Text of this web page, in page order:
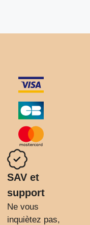
SAV et
support
Ne vous
inquiètez pas,